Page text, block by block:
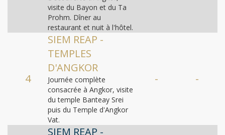
visite du Bayon et du Ta
Prohm. Dîner au
restaurant et nuit à l'hôtel.
4
SIEM REAP -
TEMPLES
D'ANGKOR
Journée complète
consacrée à Angkor, visite
du temple Banteay Srei
puis du Temple d'Angkor
Vat.
- -
SIEM REAP -